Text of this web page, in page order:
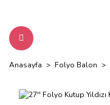
Anasayfa Folyo Balon